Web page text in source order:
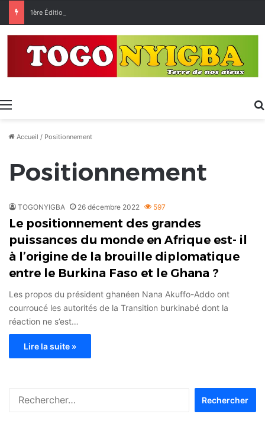
Menu
Accueil / Positionnement
Positionnement
TOGONYIGBA 26 décembre 2022 597
Le positionnement des grandes
puissances du monde en Afrique est- il
à l’origine de la brouille diplomatique
entre le Burkina Faso et le Ghana ?
Les propos du président ghanéen Nana Akuffo-Addo ont
courroucé les autorités de la Transition burkinabé dont la
réaction ne s’est…
Lire la suite »